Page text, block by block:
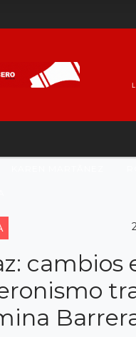
cambios